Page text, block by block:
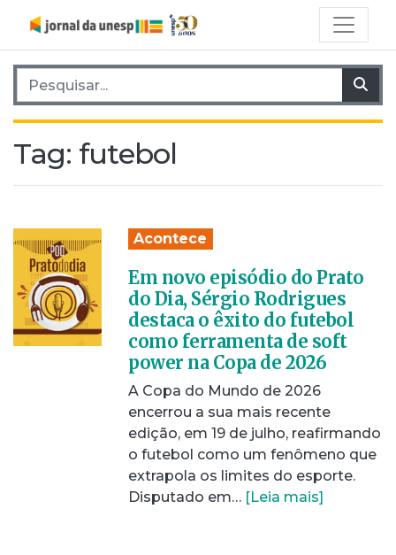
Pesquisar por:
Tag: futebol
Acontece
Em novo episódio do Prato
do Dia, Sérgio Rodrigues
destaca o êxito do futebol
como ferramenta de soft
power na Copa de 2026
A Copa do Mundo de 2026
encerrou a sua mais recente
edição, em 19 de julho, reafirmando
o futebol como um fenômeno que
extrapola os limites do esporte.
Disputado em… [Leia mais]